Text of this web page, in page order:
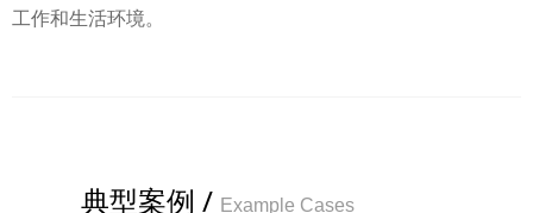
典型案例 / Example Cases
工作和生活环境。